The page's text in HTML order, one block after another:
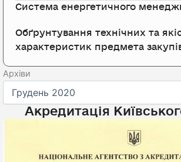
Система енергетичного
Обґрунтування технічних та
характеристик предмета
Архіви
Архіви
Акредитація